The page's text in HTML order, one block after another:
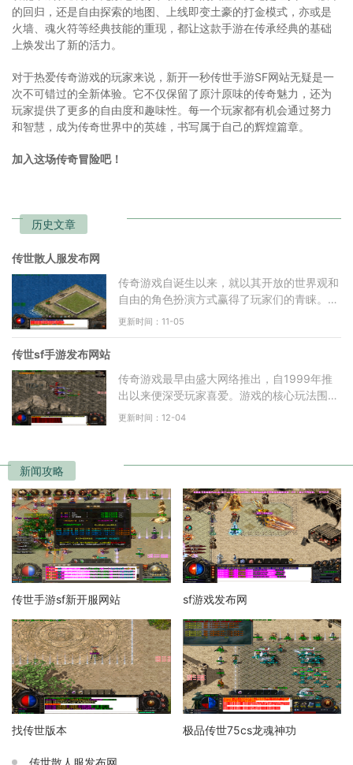
的回归，还是自由探索的地图、上线即变土豪的打金模式，亦或是
火墙、魂火符等经典技能的重现，都让这款手游在传承经典的基础
上焕发出了新的活力。
对于热爱传奇游戏的玩家来说，新开一秒传世手游SF网站无疑是一
次不可错过的全新体验。它不仅保留了原汁原味的传奇魅力，还为
玩家提供了更多的自由度和趣味性。每一个玩家都有机会通过努力
和智慧，成为传奇世界中的英雄，书写属于自己的辉煌篇章。
加入这场传奇冒险吧！
历史文章
传世散人服发布网
传奇游戏自诞生以来，就以其开放的世界观和
自由的角色扮演方式赢得了玩家们的青睐。玩
家可以选择不同的职业，如战士、法师和道
更新时间：11-05
传世sf手游发布网站
传奇游戏最早由盛大网络推出，自1999年推
出以来便深受玩家喜爱。游戏的核心玩法围绕
着角色扮演、打怪升级、装备交易等基本要
更新时间：12-04
新闻攻略
传世手游sf新开服网站 sf游戏发布网
找传世版本 极品传世75cs龙魂神功